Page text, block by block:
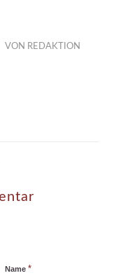
VON REDAKTION
Name *